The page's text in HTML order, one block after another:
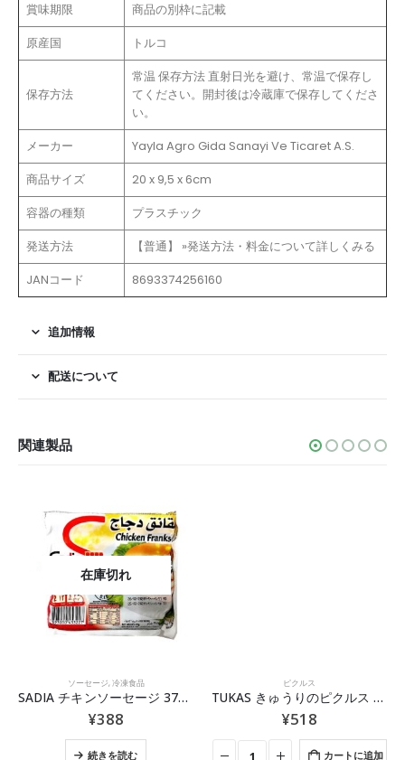
賞味期限
商品の別枠に記載
原産国
トルコ
保存方法
常温 保存方法 直射日光を避け、常温で保存し
てください。開封後は冷蔵庫で保存してくださ
い。
メーカー
Yayla Agro Gida Sanayi Ve Ticaret A.S.
商品サイズ
20 x 9,5 x 6cm
容器の種類
プラスチック
発送方法
【普通】 »発送方法・料金について詳しくみる
JANコード
8693374256160
追加情報
配送について
関連製品
在庫切れ
ソーセージ,冷凍食品
SADIA チキンソーセージ 375g (12本入り)
¥388
続きを読む
ピクルス
TUKAS きゅうりのピクルス 670g
¥518
カートに追加